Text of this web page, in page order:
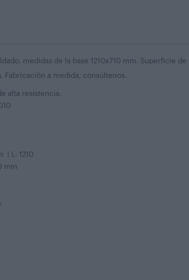
medidas de la base 1210x710 mm. Superficie
Fabricación a medida, consúltenos.
alta resistencia.
| L: 1210
mm